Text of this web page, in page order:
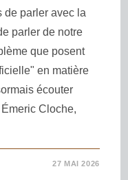
de parler avec la
parler de notre
que posent
en matière
écouter
Cloche,
27 MAI 2026